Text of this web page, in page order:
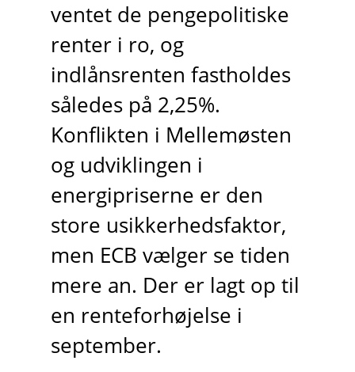
ventet de pengepolitiske
renter i ro, og
indlånsrenten fastholdes
således på 2,25%.
Konflikten i Mellemøsten
og udviklingen i
energipriserne er den
store usikkerhedsfaktor,
men ECB vælger se tiden
mere an. Der er lagt op til
en renteforhøjelse i
september.